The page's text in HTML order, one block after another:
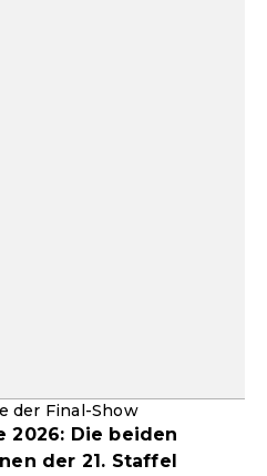
der Final-Show
2026: Die beiden
der 21. Staffel